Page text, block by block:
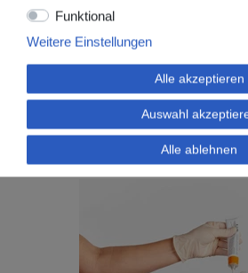
*inkl. ges. MwSt.
Funktional
Weitere Einstellungen
Alle akzeptieren
Auswahl
Alle ablehnen